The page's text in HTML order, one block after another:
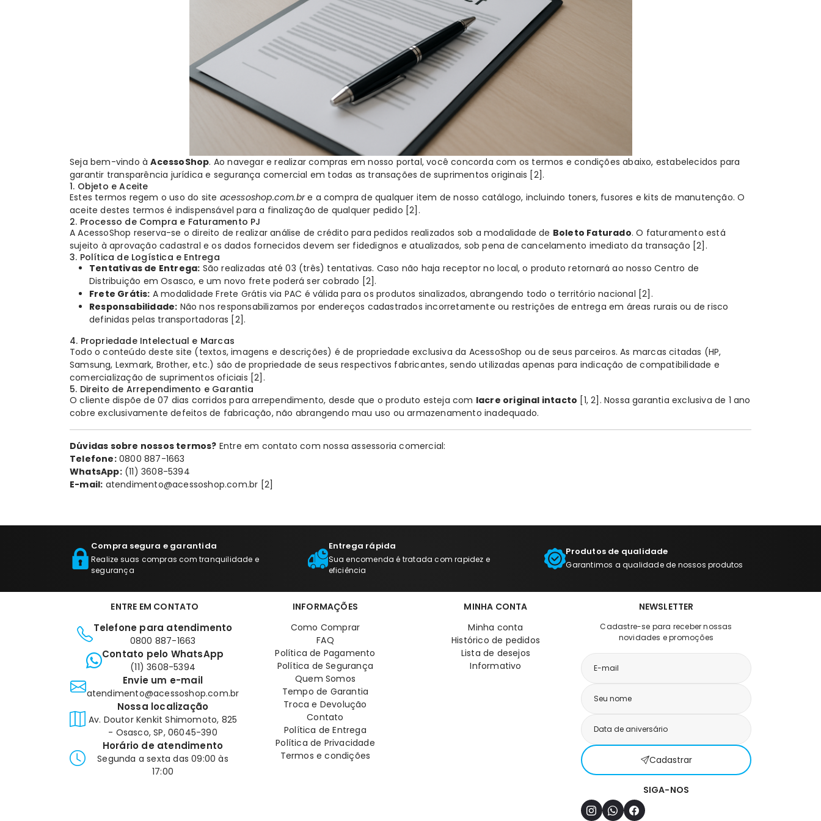
Seja bem-vindo àAcessoShop. Ao navegar e realizar compras em nosso portal, você concorda com os termos e condições abaixo, estabelecidos para
garantir transparência jurídica e segurança comercial em todas as transações de suprimentos originais [2].
1. Objeto e Aceite
Estes termos regem o uso do site acessoshop.com.bre a compra de qualquer item de nosso catálogo, incluindo toners, fusores ekits de manutenção. O
aceite destes termos é indispensável para a finalização de qualquer pedido [2] .
2. Processo de Compra e Faturamento PJ
A AcessoShop reserva-se o direito de realizar análise de crédito para pedidos realizados sob a modalidade de Boleto Faturado. O faturamento está
sujeito à aprovação cadastral e os dados fornecidos devem ser fidedignos e atualizados, sob pena de cancelamento imediato da transação [2] .
3. Política de Logística e Entrega
Tentativas de Entrega: São realizadas até 03 (três) tentativas. Caso não haja receptor no local, o produto retornará ao nosso Centro de
Distribuição em Osasco, e um novo frete poderá ser cobrado [2].
Frete Grátis: A modalidadeFrete Grátis via PAC é válida para os produtos sinalizados, abrangendo todo o território nacional [2] .
Responsabilidade: Não nos responsabilizamos por endereços cadastrados incorretamente ou restrições de entrega em áreas rurais ou de risco
definidas pelas transportadoras [2].
4. Propriedade Intelectual e Marcas
Todo o conteúdo deste site (textos, imagens e descrições) é de propriedade exclusiva da AcessoShop ou de seus parceiros. As marcas citadas (HP,
Samsung, Lexmark, Brother, etc.) são de propriedade de seus respectivos fabricantes, sendo utilizadas apenas para indicação de compatibilidade e
comercialização de suprimentos oficiais [2] .
5. Direito de Arrependimento e Garantia
O cliente dispõe de 07 dias corridos para arrependimento, desde que o produto esteja com lacre original intacto [1, 2] . Nossagarantia exclusiva de 1 ano
cobre exclusivamente defeitos de fabricação, não abrangendo mau uso ou armazenamento inadequado.
Dúvidas sobre nossos termos? Entre em contato com nossa assessoria comercial:
Telefone:0800 887-1663
WhatsApp:(11) 3608-5394
E-mail: atendimento@acessoshop.com.br [2]
Compra segura e garantida
Realize suas compras com tranquilidade e
segurança
Entrega rápida
Sua encomenda é tratada com rapidez e
eficiência
Produtos de qualidade
Garantimos a qualidade de nossos produtos
ENTRE EM CONTATO
Telefone para atendimento
0800 887-1663
Contato pelo WhatsApp
(11) 3608-5394
Envie um e-mail
atendimento@acessoshop.com.br
Nossa localização
Av. Doutor Kenkit Shimomoto, 825
- Osasco, SP, 06045-390
Horário de atendimento
Segunda a sexta das 09:00 às
17:00
INFORMAÇÕES
Como Comprar
FAQ
Política de Pagamento
Política de Segurança
Quem Somos
Tempo de Garantia
Troca e Devolução
Contato
Política de Entrega
Política de Privacidade
Termos e condições
MINHA CONTA
Minha conta
Histórico de pedidos
Lista de desejos
Informativo
NEWSLETTER
Cadastre-se para receber nossas
novidades e promoções
Cadastrar
SIGA-NOS